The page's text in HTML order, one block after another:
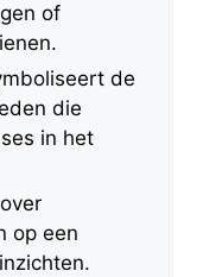
of
de
die
in het
op een